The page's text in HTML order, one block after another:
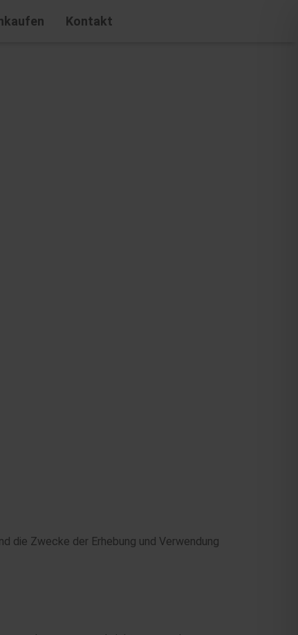
Kontakt
die Zwecke der Erhebung und Verwendung